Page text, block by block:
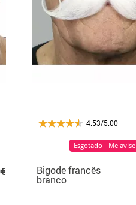
4.53/5.00
Bigode francês
branco
Esgotado - Me avise